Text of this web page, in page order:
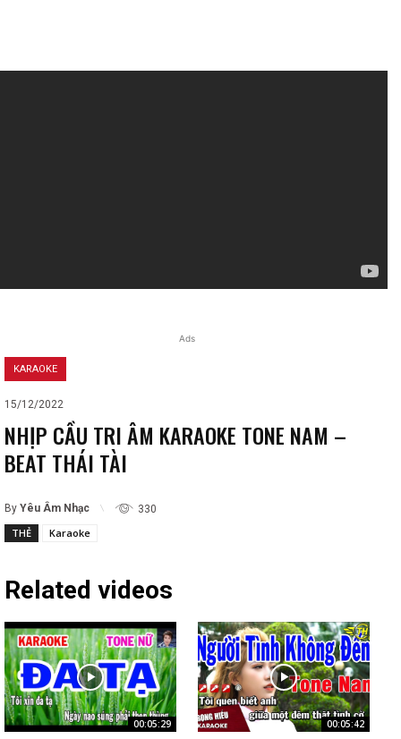
Ads
KARAOKE
15/12/2022
NHỊP CẦU TRI ÂM KARAOKE TONE NAM –
BEAT THÁI TÀI
By Yêu Âm Nhạc 330
THẺ Karaoke
Related videos
00:05:29 00:05:42